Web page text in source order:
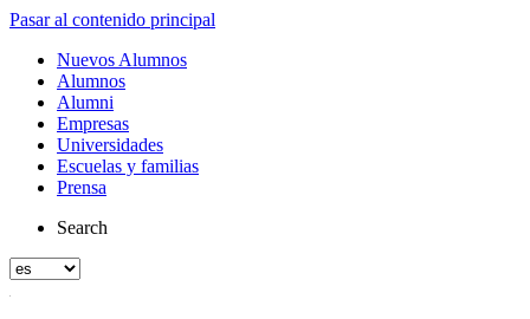
Pasar al contenido principal
Nuevos Alumnos
Alumnos
Alumni
Empresas
Universidades
Escuelas y familias
Prensa
Search